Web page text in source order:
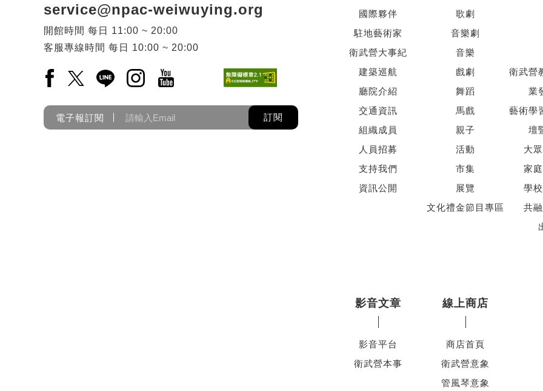
service@npac-weiwuying.org
開館時間 每日
11:00 ~ 20:00
客服專線時間 每日 10:00 ~ 20:00
Facebook(另開新視窗)
X(另開新視窗)
LINE(另開新視窗)
Instagram(另開新視窗)
YouTube(另開新視窗)
電子報訂閱 訂閱
國際夥伴
駐地藝術家
衛武營大事紀
建築巡航
廳院介紹
交通資訊
組織成員
人員招募
支持我們
資訊公開
歌劇
音樂劇
音樂
戲劇
舞蹈
馬戲
親子
活動
市集
展覽
文化禮金節目專區
衛武營
業
藝術學
壇
大
家
學
共
影音文章
影音平台
衛武營本事
線上商店
商店首頁
衛武營意象
管風琴意象